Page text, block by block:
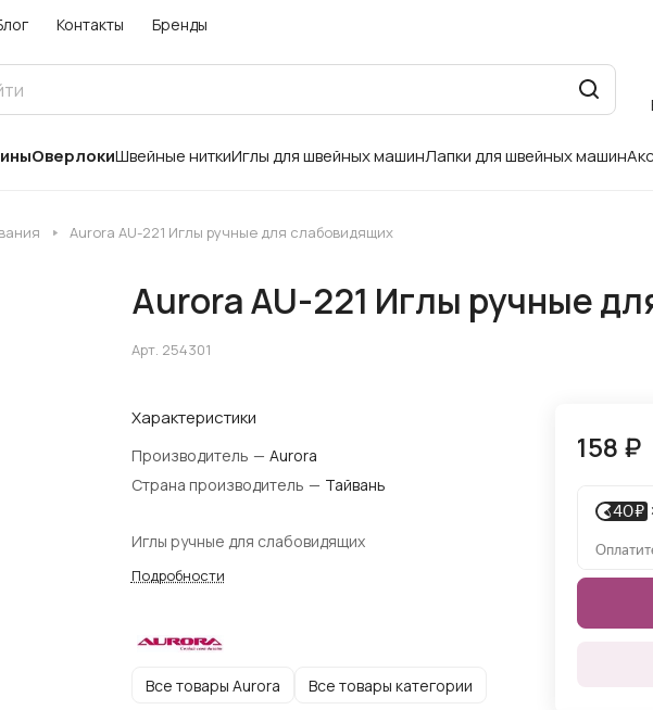
Контакты Бренды
ОверлокиШвейные ниткиИглы для швейных машинЛапки для швейных машин
Aurora AU-221 Иглы ручные для слабовидящих
Aurora AU-221 Иглы ручные
Арт. 254301
Характеристики
Производитель — Aurora
Страна производитель — Тайвань
Иглы ручные для слабовидящих
Подробности
Все товары Aurora Все товары категории
158 ₽